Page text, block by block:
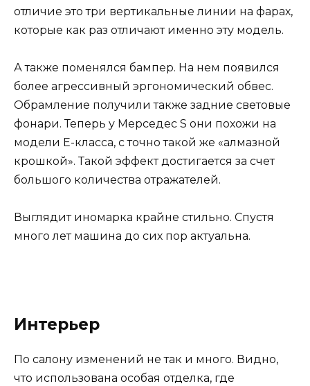
отличие это три вертикальные линии на фарах,
которые как раз отличают именно эту модель.
А также поменялся бампер. На нем появился
более агрессивный эргономический обвес.
Обрамление получили также задние световые
фонари. Теперь у Мерседес S они похожи на
модели Е-класса, с точно такой же «алмазной
крошкой». Такой эффект достигается за счет
большого количества отражателей.
Выглядит иномарка крайне стильно. Спустя
много лет машина до сих пор актуальна.
Интерьер
По салону изменений не так и много. Видно,
что использована особая отделка, где